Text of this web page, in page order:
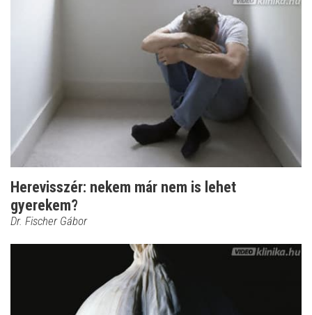
Herevisszér: nekem már nem is lehet
gyerekem?
Dr. Fischer Gábor